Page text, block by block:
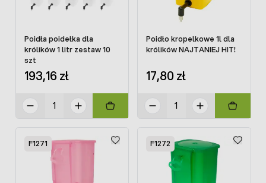
Poidła poidełka dla
królików 1 litr zestaw 10
szt
193,16 zł
Poidło kropelkowe 1l dla
królików NAJTANIEJ HIT!
17,80 zł
F1271 F1272